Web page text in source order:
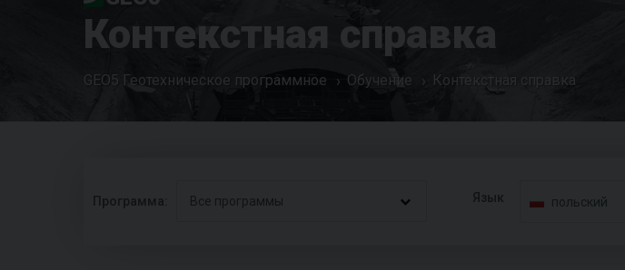
Контекстная справка
GEO5 Геотехническое программное Обучение Контекстная справка
Программа: Все программы Язык польский